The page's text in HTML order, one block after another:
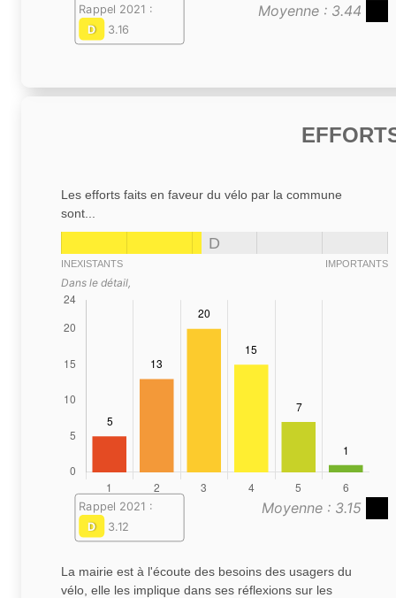
Moyenne : 3.44
Rappel 2021 :
D
3.16
Les efforts faits en faveur du vélo par la commune
sont...
D
INEXISTANTS IMPORTANTS
Dans le détail,
Moyenne : 3.15
Rappel 2021 :
D
3.12
La mairie est à l'écoute des besoins des usagers du
vélo, elle les implique dans ses réflexions sur les